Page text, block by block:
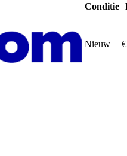
Conditie
Nieuw